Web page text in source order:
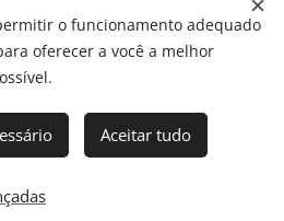
Eventos.
o funcionamento adequado
oferecer a você a melhor
Aceitar tudo